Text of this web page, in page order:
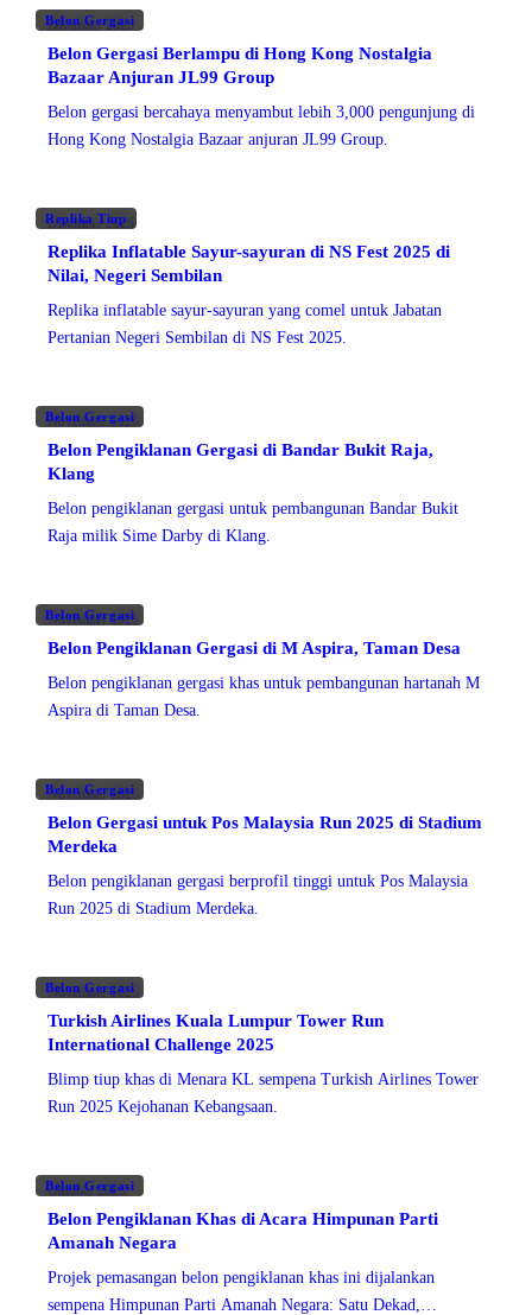
Belon Gergasi
Disember 2025
Belon Gergasi Berlampu di Hong Kong Nostalgia
Bazaar Anjuran JL99 Group
Belon gergasi bercahaya menyambut lebih 3,000 pengunjung di
Hong Kong Nostalgia Bazaar anjuran JL99 Group.
Replika Tiup
Disember 2025
Replika Inflatable Sayur-sayuran di NS Fest 2025 di
Nilai, Negeri Sembilan
Replika inflatable sayur-sayuran yang comel untuk Jabatan
Pertanian Negeri Sembilan di NS Fest 2025.
Belon Gergasi
November 2025
Belon Pengiklanan Gergasi di Bandar Bukit Raja,
Klang
Belon pengiklanan gergasi untuk pembangunan Bandar Bukit
Raja milik Sime Darby di Klang.
Belon Gergasi
November 2025
Belon Pengiklanan Gergasi di M Aspira, Taman Desa
Belon pengiklanan gergasi khas untuk pembangunan hartanah M
Aspira di Taman Desa.
Belon Gergasi
November 2025
Belon Gergasi untuk Pos Malaysia Run 2025 di Stadium
Merdeka
Belon pengiklanan gergasi berprofil tinggi untuk Pos Malaysia
Run 2025 di Stadium Merdeka.
Belon Gergasi
November 2025
Turkish Airlines Kuala Lumpur Tower Run
International Challenge 2025
Blimp tiup khas di Menara KL sempena Turkish Airlines Tower
Run 2025 Kejohanan Kebangsaan.
Belon Gergasi
Oktober 2025
Belon Pengiklanan Khas di Acara Himpunan Parti
Amanah Negara
Projek pemasangan belon pengiklanan khas ini dijalankan
sempena Himpunan Parti Amanah Negara: Satu Dekad,